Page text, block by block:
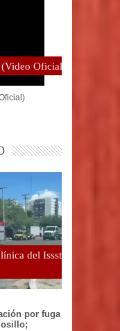
Oficial)
del Issste
por fuga